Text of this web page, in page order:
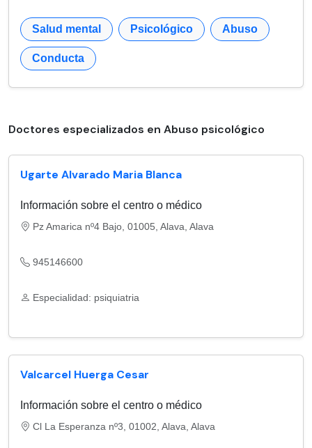
Salud mental Psicológico Abuso
Conducta
Doctores especializados en Abuso psicológico
Ugarte Alvarado Maria Blanca
Información sobre el centro o médico
Pz Amarica nº4 Bajo, 01005, Alava, Alava
945146600
Especialidad: psiquiatria
Valcarcel Huerga Cesar
Información sobre el centro o médico
Cl La Esperanza nº3, 01002, Alava, Alava